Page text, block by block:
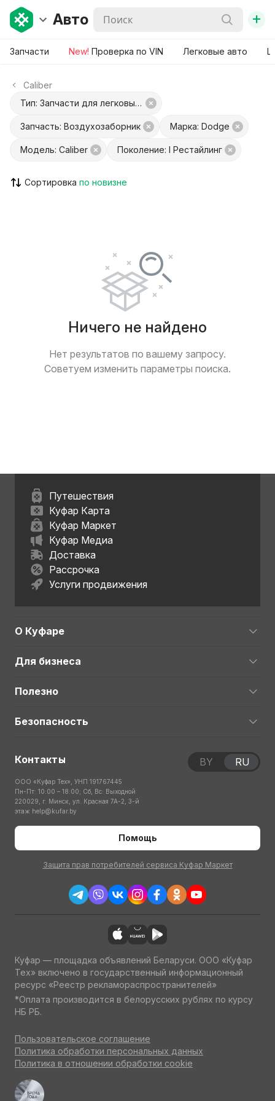
Авто +
Запчасти New! Проверка по VIN Легковые авто
Caliber
Тип: Запчасти для легковых авто
Запчасть: Воздухозаборник Марка: Dodge
Модель: Caliber Поколение: I Рестайлинг
Сортировка
Ничего не найдено
Нет результатов по вашему запросу.
Советуем изменить параметры поиска.
Путешествия
Куфар Карта
Куфар Маркет
Куфар Медиа
Доставка
Рассрочка
Услуги продвижения
О Куфаре
Для бизнеса
Полезно
Безопасность
Контакты
ООО «Куфар Тех», УНП 191767445
Пн-Пт: 10:00 – 18:00; Сб, Вс: Выходной
220029, г. Минск, ул. Красная 7А-2, 3-й
этаж help@kufar.by
Помощь
Защита прав потребителей сервиса Куфар Маркет
BY RU
Куфар — площадка объявлений Беларуси. ООО «Куфар
Тех» включено в государственный информационный
ресурс «Реестр рекламораспространителей»
*Оплата производится в белорусских рублях по курсу
НБ РБ.
Пользовательское соглашение
Политика обработки персональных данных
Политика в отношении обработки cookie